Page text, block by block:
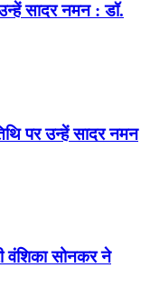
सादर नमन : डॉ.
पर उन्हें सादर नमन
वंशिका सोनकर ने